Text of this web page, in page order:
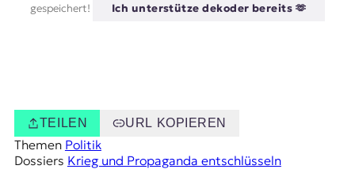
gespeichert!
Ich unterstütze dekoder bereits 🫶
TEILEN URL KOPIEREN
Themen Politik
Dossiers Krieg und Propaganda entschlüsseln